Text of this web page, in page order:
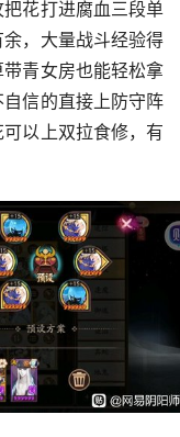
花打进腐血三段单
，大量战斗经验得
青女房也能轻松拿
信的直接上防守阵
以上双拉食修，有